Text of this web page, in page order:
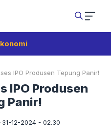
IPO Produsen Tepung Panir!
IPO Produsen
Panir!
31-12-2024 - 02.30